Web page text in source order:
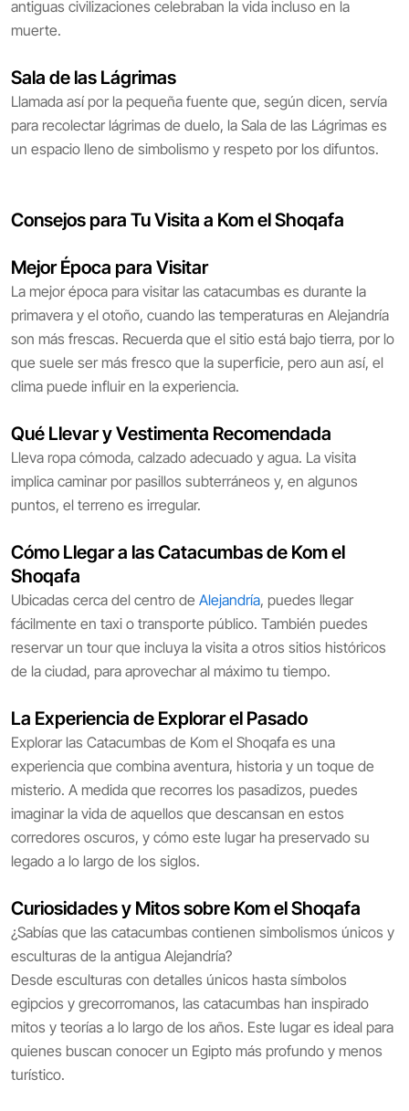
antiguas civilizaciones celebraban la vida incluso en la
muerte.
Sala de las Lágrimas
Llamada así por la pequeña fuente que, según dicen, servía
para recolectar lágrimas de duelo, la Sala de las Lágrimas es
un espacio lleno de simbolismo y respeto por los difuntos.
Consejos para Tu Visita a Kom el Shoqafa
Mejor Época para Visitar
La mejor época para visitar las catacumbas es durante la
primavera y el otoño, cuando las temperaturas en Alejandría
son más frescas. Recuerda que el sitio está bajo tierra, por lo
que suele ser más fresco que la superficie, pero aun así, el
clima puede influir en la experiencia.
Qué Llevar y Vestimenta Recomendada
Lleva ropa cómoda, calzado adecuado y agua. La visita
implica caminar por pasillos subterráneos y, en algunos
puntos, el terreno es irregular.
Cómo Llegar a las Catacumbas de Kom el
Shoqafa
Ubicadas cerca del centro de Alejandría, puedes llegar
fácilmente en taxi o transporte público. También puedes
reservar un tour que incluya la visita a otros sitios históricos
de la ciudad, para aprovechar al máximo tu tiempo.
La Experiencia de Explorar el Pasado
Explorar las Catacumbas de Kom el Shoqafa es una
experiencia que combina aventura, historia y un toque de
misterio. A medida que recorres los pasadizos, puedes
imaginar la vida de aquellos que descansan en estos
corredores oscuros, y cómo este lugar ha preservado su
legado a lo largo de los siglos.
Curiosidades y Mitos sobre Kom el Shoqafa
¿Sabías que las catacumbas contienen simbolismos únicos y
esculturas de la antigua Alejandría?
Desde esculturas con detalles únicos hasta símbolos
egipcios y grecorromanos, las catacumbas han inspirado
mitos y teorías a lo largo de los años. Este lugar es ideal para
quienes buscan conocer un Egipto más profundo y menos
turístico.